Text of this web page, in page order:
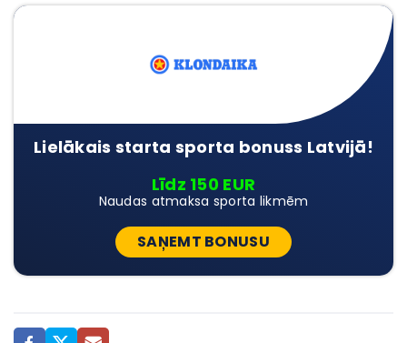
Lielākais starta sporta bonuss Latvijā!
Līdz 150 EUR
Naudas atmaksa sporta likmēm
SAŅEMT BONUSU